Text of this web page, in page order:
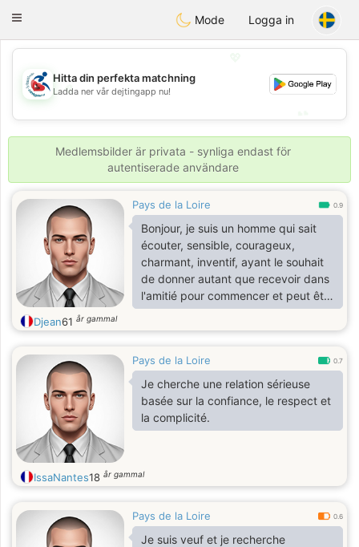
Handi Space
Toggle
Mode Logga in
💖
💕
Hitta din perfekta matchning
Ladda ner vår dejtingapp nu!
Medlemsbilder är privata - synliga endast för
autentiserade användare
Pays de la Loire 0.9
Bonjour, je suis un homme qui sait
écouter, sensible, courageux,
charmant, inventif, ayant le souhait
de donner autant que recevoir dans
l'amitié pour commencer et peut être
par la suite ressentir des émotions
qui nous ferons battre nos cœurs en
Djean61 år gammal
Pays de la Loire 0.7
Je cherche une relation sérieuse
basée sur la confiance, le respect et
la complicité.
IssaNantes18 år gammal
Pays de la Loire 0.6
Je suis veuf et je recherche